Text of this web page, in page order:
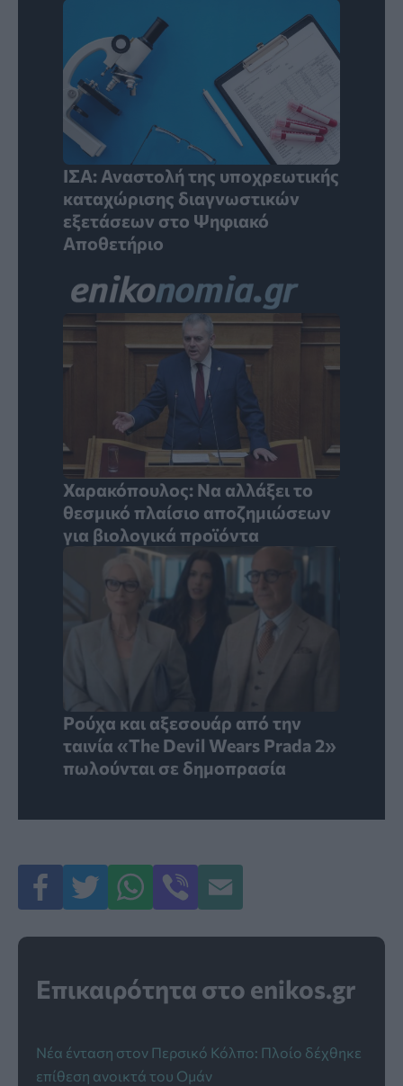
ΙΣΑ: Αναστολή της υποχρεωτικής
καταχώρισης διαγνωστικών
εξετάσεων στο Ψηφιακό
Αποθετήριο
Χαρακόπουλος: Να αλλάξει το
θεσμικό πλαίσιο αποζημιώσεων
για βιολογικά προϊόντα
Ρούχα και αξεσουάρ από την
ταινία «The Devil Wears Prada 2»
πωλούνται σε δημοπρασία
Επικαιρότητα στο enikos.gr
Νέα ένταση στον Περσικό Κόλπο: Πλοίο δέχθηκε
επίθεση ανοικτά του Ομάν